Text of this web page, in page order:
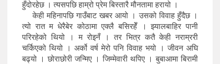
हुँदोरहेछ । त्यसपछि हाम्रो प्रेम बिस्तारै मौनतामा हरायो ।
केही महिनापछि गाउँबाट खबर आयो । उसको विवाह हुँदैछ ।
त्यो रात म धेरैबेर कोठामा एक्लै बसिरहेँ । झ्यालबाहिर पानी
परिरहेको थियो । म रोइनँ । तर भित्र कतै केही नराम्ररी
चर्किएको थियो । अर्को वर्ष मेरो पनि विवाह भयो । जीवन अघि
बढ्यो । छोराछोरी जन्मिए । जिम्मेवारी थपिए । बुबाआमा बिरामी